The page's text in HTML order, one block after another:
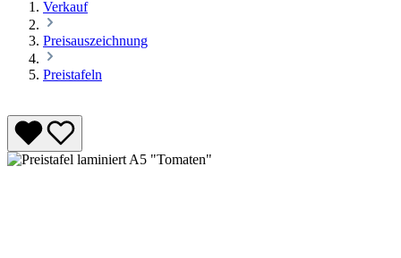
Verkauf
Preisauszeichnung
Preistafeln